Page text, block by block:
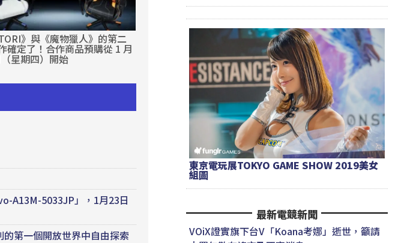
》與《魔物獵人》的第二
確定了！合作商品預購從 1 月
星期四）開始
A13M-5033JP」，1月23日
第一個開放世界中自由探索
東京電玩展TOKYO GAME SHOW 2019美女
組圖
最新電競新聞
VOiX證實旗下台V「Koana考娜」逝世，籲請